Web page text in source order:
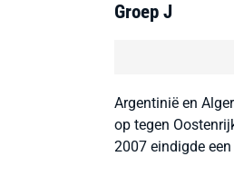
Groep J
Argentinië en
op tegen
2007 eindigde